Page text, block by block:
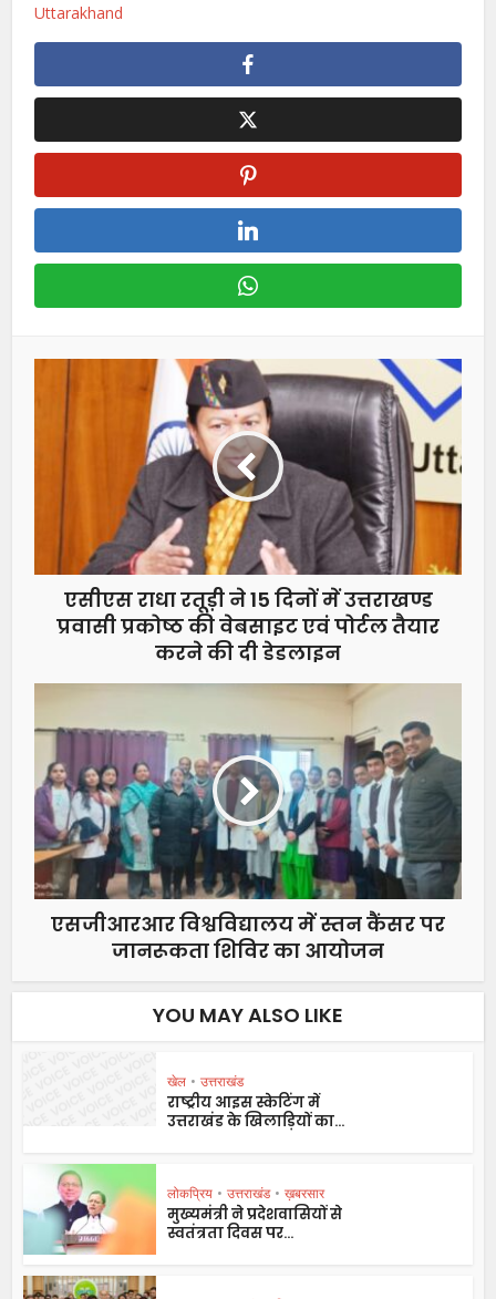
Uttarakhand
एसीएस राधा रतूड़ी ने 15 दिनों में उत्तराखण्ड
प्रवासी प्रकोष्ठ की वेबसाइट एवं पोर्टल तैयार
करने की दी डेडलाइन
एसजीआरआर विश्वविद्यालय में स्तन कैंसर पर
जानरूकता शिविर का आयोजन
YOU MAY ALSO LIKE
खेल • उत्तराखंड
राष्ट्रीय आइस स्केटिंग में
उत्तराखंड के खिलाड़ियों का...
लोकप्रिय • उत्तराखंड • ख़बरसार
मुख्यमंत्री ने प्रदेशवासियों से
स्वतंत्रता दिवस पर...